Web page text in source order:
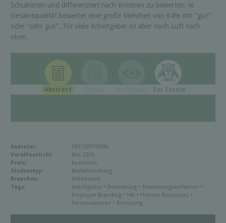
Schulnoten und differenziert nach Kriterien zu bewerten. ie
Gesamtqualität bewertet eine große Mehrheit von 64% mit "gut"
oder "sehr gut". Für viele Arbeitgeber ist aber noch Luft nach
oben.
Abstract Zur Studie
Anbieter:
PRESSEPORTAL
Veröffentlicht:
Mai 2016
Preis:
kostenlos
Studientyp:
Marktforschung
Branchen:
Arbeitswelt
Tags:
Arbeitgeber • Bewerbung • Bewerbungsverfahren •
Employer Branding • HR • Human Resources •
Personalwesen • Recruiting